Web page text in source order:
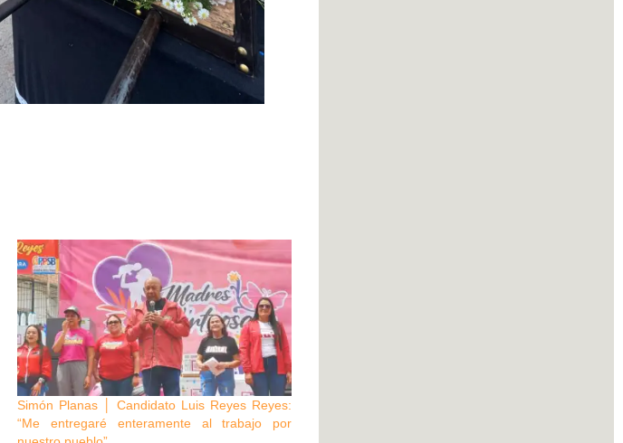
Simón Planas │ Candidato Luis Reyes Reyes:
“Me entregaré enteramente al trabajo por